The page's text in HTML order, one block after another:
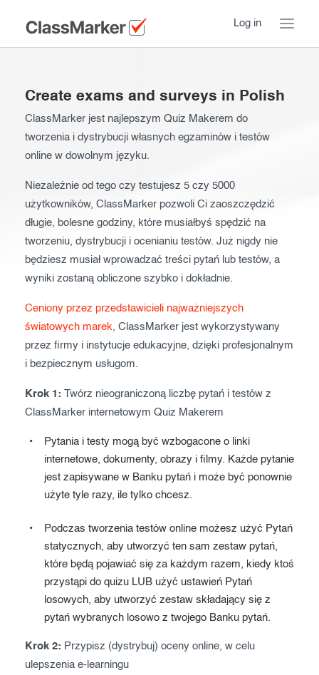
Log in
a Tour
How ClassMarker works
Try our demo Tests
Creating exams
Introduction
Essentials
Before the Test
During the Test
After the Test
Taking exams
Exam results
Creating surveys
Certificates
ClassMarker API
Our customers
us
Register now
Create exams and surveys in Polish
ClassMarker jest najlepszym Quiz Makerem do
tworzenia i dystrybucji własnych egzaminów i testów
online w dowolnym języku.
Niezależnie od tego czy testujesz 5 czy 5000
użytkowników, ClassMarker pozwoli Ci zaoszczędzić
długie, bolesne godziny, które musiałbyś spędzić na
tworzeniu, dystrybucji i ocenianiu testów. Już nigdy nie
będziesz musiał wprowadzać treści pytań lub testów, a
wyniki zostaną obliczone szybko i dokładnie.
Ceniony przez przedstawicieli najważniejszych
światowych marek, ClassMarker jest wykorzystywany
przez firmy i instytucje edukacyjne, dzięki profesjonalnym
i bezpiecznym usługom.
Krok 1: Twórz nieograniczoną liczbę pytań i testów z
ClassMarker internetowym Quiz Makerem
Pytania i testy mogą być wzbogacone o linki
internetowe, dokumenty, obrazy i filmy. Każde pytanie
jest zapisywane w Banku pytań i może być ponownie
użyte tyle razy, ile tylko chcesz.
Podczas tworzenia testów online możesz użyć Pytań
statycznych, aby utworzyć ten sam zestaw pytań,
które będą pojawiać się za każdym razem, kiedy ktoś
przystąpi do quizu LUB użyć ustawień Pytań
losowych, aby utworzyć zestaw składający się z
pytań wybranych losowo z twojego Banku pytań.
Krok 2: Przypisz (dystrybuj) oceny online, w celu
ulepszenia e-learningu